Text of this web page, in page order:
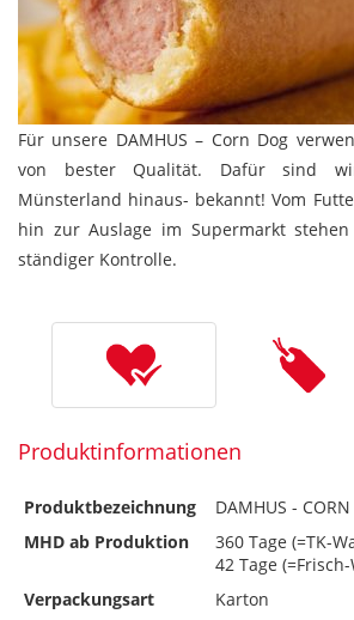
Für unsere DAMHUS – Corn Dog
von bester Qualität. Dafür sind
Münsterland hinaus- bekannt! Vom
hin zur Auslage im Supermarkt
ständiger Kontrolle.
Produktinformationen
Produktbezeichnung
DAMHUS -
MHD ab Produktion
360 Tage (=TK-
42 Tage
Verpackungsart
Karton